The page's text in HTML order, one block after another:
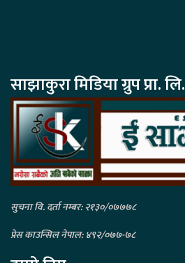
साझाकुरा मिडिया ग्रुप प्रा. लि.
सुचना वि. दर्ता नम्बर: २१३०/०७७७८
प्रेस काउन्सिल नेपाल: ४९२/०७७-७८